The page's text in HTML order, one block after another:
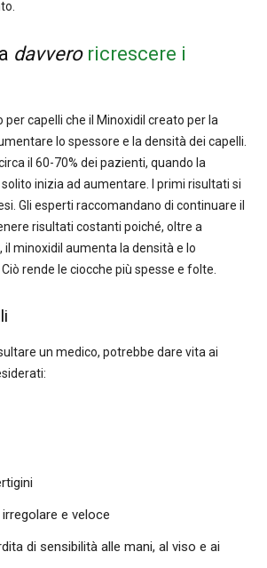
davvero ricrescere i
per capelli che il Minoxidil creato per la
lo spessore e la densità dei capelli.
il 60-70% dei pazienti, quando la
inizia ad aumentare. I primi risultati si
Gli esperti raccomandano di continuare il
risultati costanti poiché, oltre a
minoxidil aumenta la densità e lo
rende le ciocche più spesse e folte.
un medico, potrebbe dare vita ai
e veloce
di sensibilità alle mani, al viso e ai